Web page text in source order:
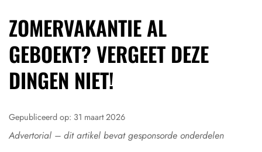
ZOMERVAKANTIE AL
GEBOEKT? VERGEET DEZE
DINGEN NIET!
Gepubliceerd op: 31 maart 2026
Advertorial – dit artikel bevat gesponsorde onderdelen